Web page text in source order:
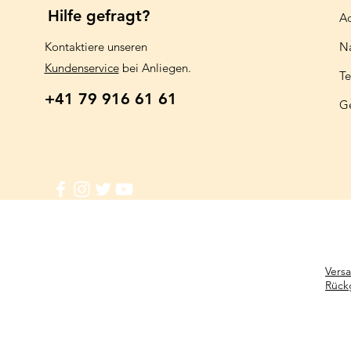
Hilfe gefragt?
Kontaktiere unseren
Kundenservicebei Anliegen.
+41 79 916 61 61